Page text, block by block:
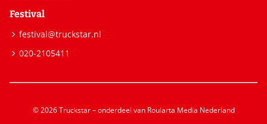
Festival
festival@truckstar.nl
020-2105411
© 2026 Truckstar – onderdeel van Roularta Media Nederland